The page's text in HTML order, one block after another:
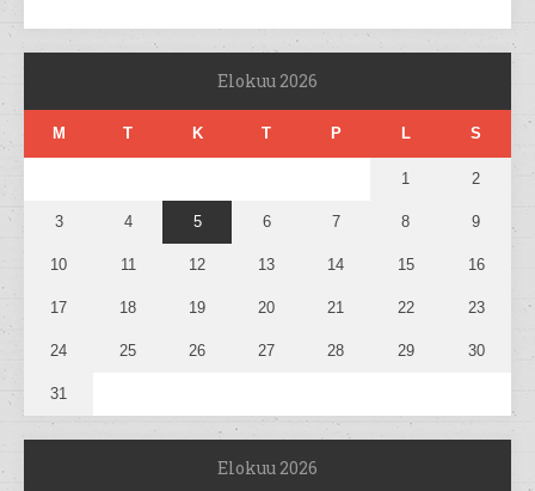
Elokuu 2026
M T K T P L S
1 2
3 4 5 6 7 8 9
10 11 12 13 14 15 16
17 18 19 20 21 22 23
24 25 26 27 28 29 30
31
Elokuu 2026